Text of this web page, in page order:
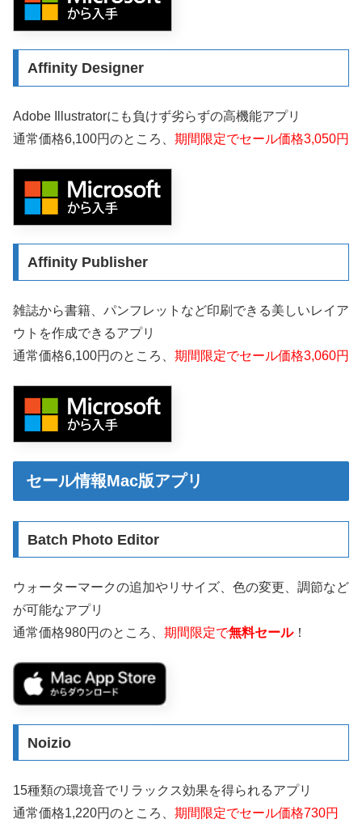
Affinity Designer
Adobe Illustratorにも負けず劣らずの高機能アプリ
通常価格6,100円のところ、 期間限定でセール価格3,050円
Affinity Publisher
雑誌から書籍、パンフレットなど印刷できる美しいレイア
ウトを作成できるアプリ
通常価格6,100円のところ、 期間限定でセール価格3,060円
セール情報Mac版アプリ
Batch Photo Editor
ウォーターマークの追加やリサイズ、色の変更、調節など
が可能なアプリ
通常価格980円のところ、 期間限定で無料セール！
Noizio
15種類の環境音でリラックス効果を得られるアプリ
通常価格1,220円のところ、 期間限定でセール価格730円